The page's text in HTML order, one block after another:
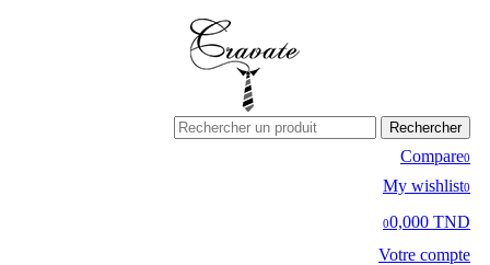
Rechercher
Compare0
My wishlist0
00,000 TND
Votre compte